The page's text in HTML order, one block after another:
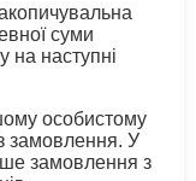
суми
на наступні
особистому
замовлення. У
замовлення з